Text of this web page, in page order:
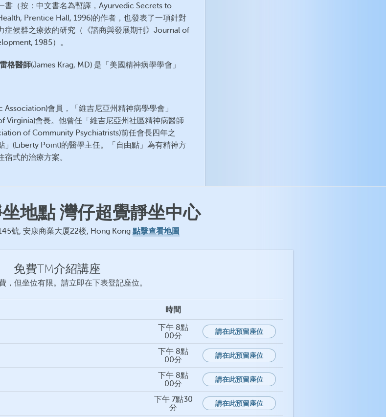
書（按：中文書名為暫譯，Ayurvedic Secrets to
Prentice Hall, 1996)的作者，也發表了一項針對
症候群之療效的研究（《諮商與發展期刊》Journal of
1985）。
格醫師(James Krag, MD) 是「美國精神病學學會」
Association)會員，「維吉尼亞州精神病學學會」
Virginia)會長。他曾任「維吉尼亞州社區精神病醫師
of Community Psychiatrists)前任會長四年之
」(Liberty Point)的醫學主任。「自由點」為有精神方
式的治療方案。
地點 灣仔超覺靜坐中心
號, 安康商業大厦22楼, Hong Kong 點擊查看地圖
免費TM介紹講座
，但坐位有限。請立即在下表登記座位。
時間
下午 8點
00分
請在此預留座位
下午 8點
00分
請在此預留座位
下午 8點
00分
請在此預留座位
下午 7點30
分
請在此預留座位